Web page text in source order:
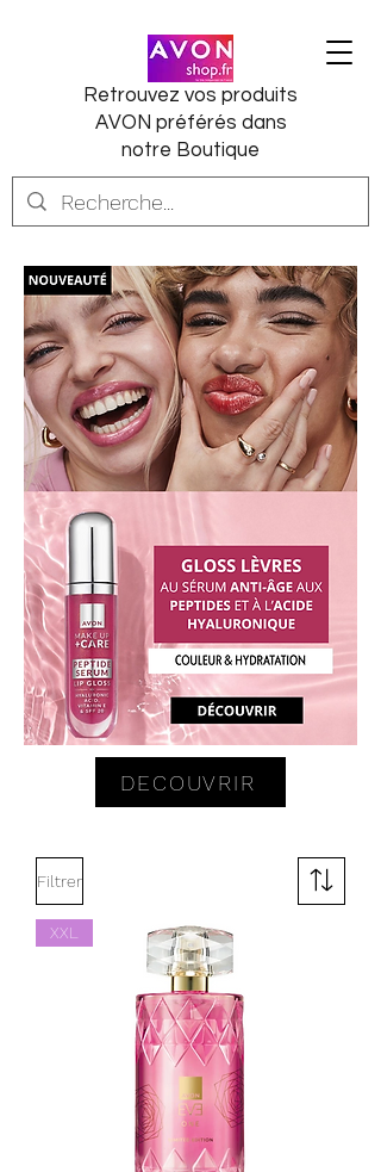
Retrouvez vos produits
AVON préférés dans
notre Boutique
DECOUVRIR
Filtrer
XXL